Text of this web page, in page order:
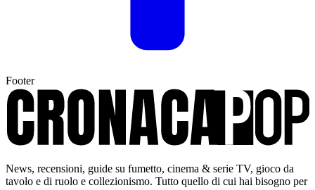
Footer
News, recensioni, guide su fumetto, cinema & serie TV, gioco da
tavolo e di ruolo e collezionismo. Tutto quello di cui hai bisogno per